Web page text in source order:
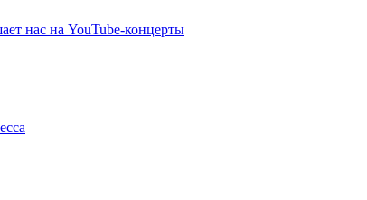
нас на YouTube-концерты